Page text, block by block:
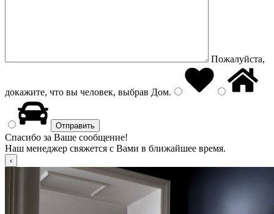
Пожалуйста,
докажите, что вы человек, выбрав Дом.
Спасибо за Ваше сообщение!
Наш менеджер свяжется с Вами в ближайшее время.